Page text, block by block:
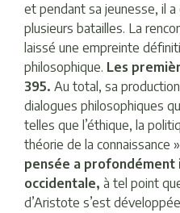
et pendant sa jeunesse, il
plusieurs batailles. La
laissé une empreinte
philosophique. Les
395. Au total, sa
dialogues philosophiques
telles que l’éthique, la
théorie de la connaissance
pensée a profondément
occidentale, à tel point
d’Aristote s’est